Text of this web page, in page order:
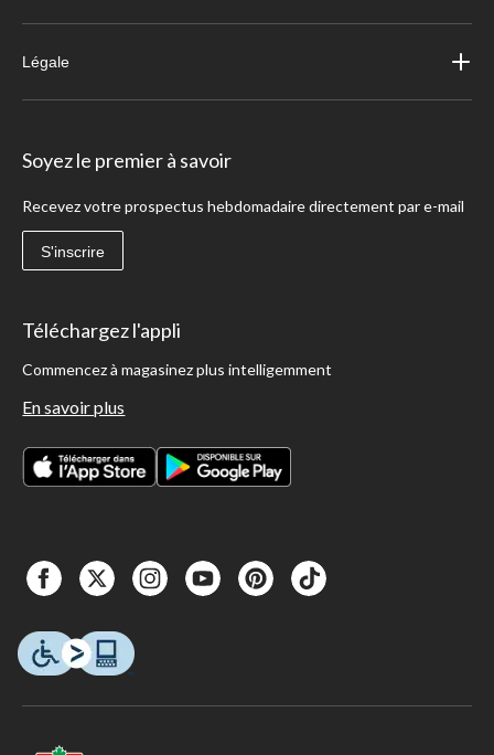
Légale
Soyez le premier à savoir
Recevez votre prospectus hebdomadaire directement par e-mail
S'inscrire
Téléchargez l'appli
Commencez à magasinez plus intelligemment
En savoir plus